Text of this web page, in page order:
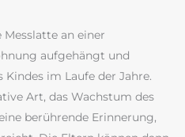
an einer
aufgehängt und
im Laufe der Jahre.
Art, das Wachstum des
berührende Erinnerung,